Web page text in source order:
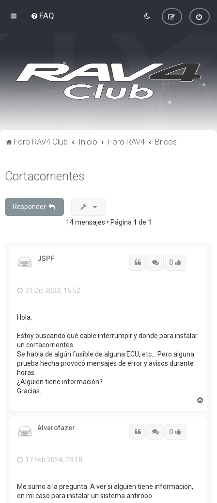
FAQ
Foro RAV4 Club Inicio Foro RAV4 Bricos
Cortacorrientes
Responder
14 mensajes • Página 1 de 1
JSPF Citar 0
Citar
31 Dic 2023, 16:52
Hola,
Estoy buscando qué cable interrumpir y donde para instalar
un cortacorrientes.
Se habla de algún fusible de alguna ECU, etc... Pero alguna
prueba hecha provocó mensajes de error y avisos durante
horas.
¿Alguien tiene información?
Gracias.
Alvarofazer Citar 0
Citar
17 Feb 2024, 23:18
Me sumo a la pregunta. A ver si alguien tiene información,
en mi caso para instalar un sistema antirobo